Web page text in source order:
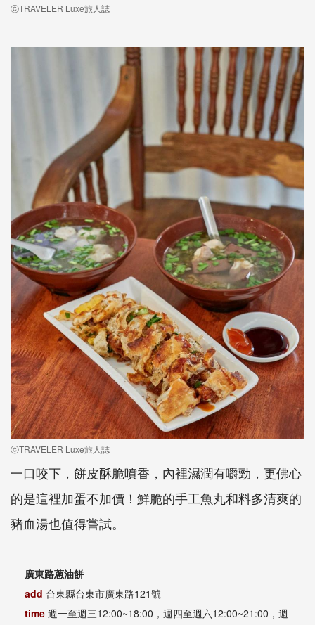
ⓒTRAVELER Luxe旅人誌
ⓒTRAVELER Luxe旅人誌
一口咬下，餅皮酥脆噴香，內裡濕潤有嚼勁，更佛心
的是這裡加蛋不加價！鮮脆的手工魚丸和料多清爽的
豬血湯也值得嘗試。
廣東路蔥油餅
add 台東縣台東市廣東路121號
time 週一至週三12:00~18:00，週四至週六12:00~21:00，週